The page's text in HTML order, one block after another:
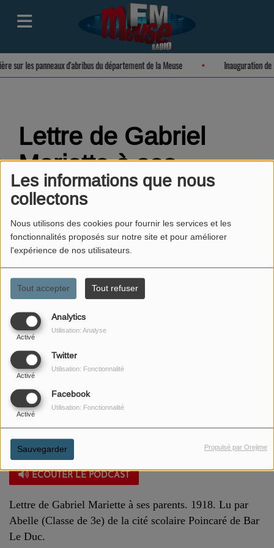
Les informations que nous
collectons
Nous utilisons des cookies pour fournir les services et les
fonctionnalités proposés sur notre site et pour améliorer
l'expérience de nos utilisateurs.
Tout accepter Tout refuser
Analytics
Activé
Utilisation: Analyse
Twitter
Activé
Utilisation: Fonctionnalité
Facebook
Activé
Utilisation: Fonctionnalité
Sauvegarder Propulsé par Orejime
sur les panneaux d'abribus du département de la Meuse Inauguration
Lettre de Gabriel
Mariette à ses
parents lu par Abelle
(Lycée Poincaré)
19 JUILLET 2023
ÉCOUTER LE PODCAST
Lettre de Gabriel Mariette à ses parents. 1918. Lu par
Abelle (Classe de 3e) de la cité scolaire Poincaré de Bar
Le Duc.